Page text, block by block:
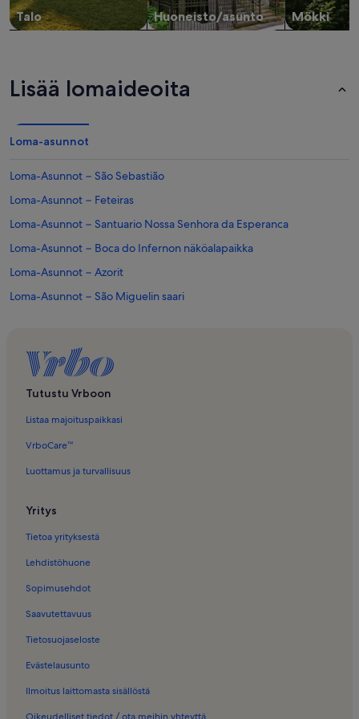
Talo Huoneisto/asunto Mökki
Lisää lomaideoita
Loma-asunnot
Loma-Asunnot − São Sebastião
Loma-Asunnot − Feteiras
Loma-Asunnot − Santuario Nossa Senhora da Esperanca
Loma-Asunnot − Boca do Infernon näköalapaikka
Loma-Asunnot − Azorit
Loma-Asunnot − São Miguelin saari
Loma-Asunnot − Lagoa
Loma-Asunnot − Ponta Delgada
Loma-Asunnot − Azorien yliopisto
Loma-Asunnot − São Pedro
Aamiaismajoitukset – Azorit
Huvilat – Azorit
Huoneistot ja asunnot – Azorit
Perheloma-Asunnot kohteessa Azorit
Tutustu Vrboon
Listaa majoituspaikkasi
VrboCare™
Luottamus ja turvallisuus
Yritys
Tietoa yrityksestä
Lehdistöhuone
Sopimusehdot
Saavutettavuus
Tietosuojaseloste
Evästelausunto
Ilmoitus laittomasta sisällöstä